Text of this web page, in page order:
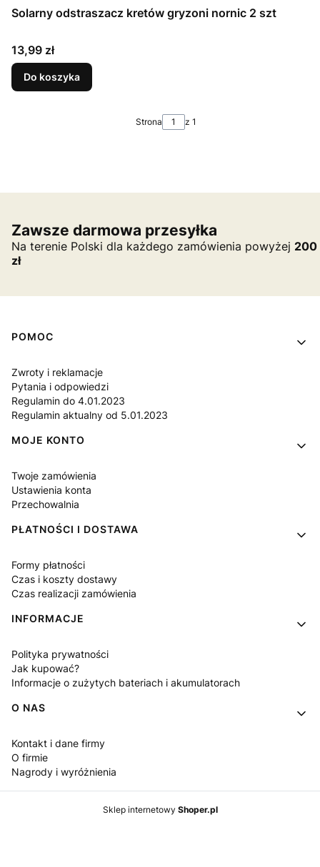
Solarny odstraszacz kretów gryzoni nornic 2 szt
Cena
13,99 zł
Do koszyka
Strona z 1
Zawsze darmowa przesyłka
Na terenie Polski dla każdego zamówienia powyżej 200
zł
Linki w stopce
POMOC
Zwroty i reklamacje
Pytania i odpowiedzi
Regulamin do 4.01.2023
Regulamin aktualny od 5.01.2023
MOJE KONTO
Twoje zamówienia
Ustawienia konta
Przechowalnia
PŁATNOŚCI I DOSTAWA
Formy płatności
Czas i koszty dostawy
Czas realizacji zamówienia
INFORMACJE
Polityka prywatności
Jak kupować?
Informacje o zużytych bateriach i akumulatorach
O NAS
Kontakt i dane firmy
O firmie
Nagrody i wyróżnienia
Sklep internetowy Shoper.pl